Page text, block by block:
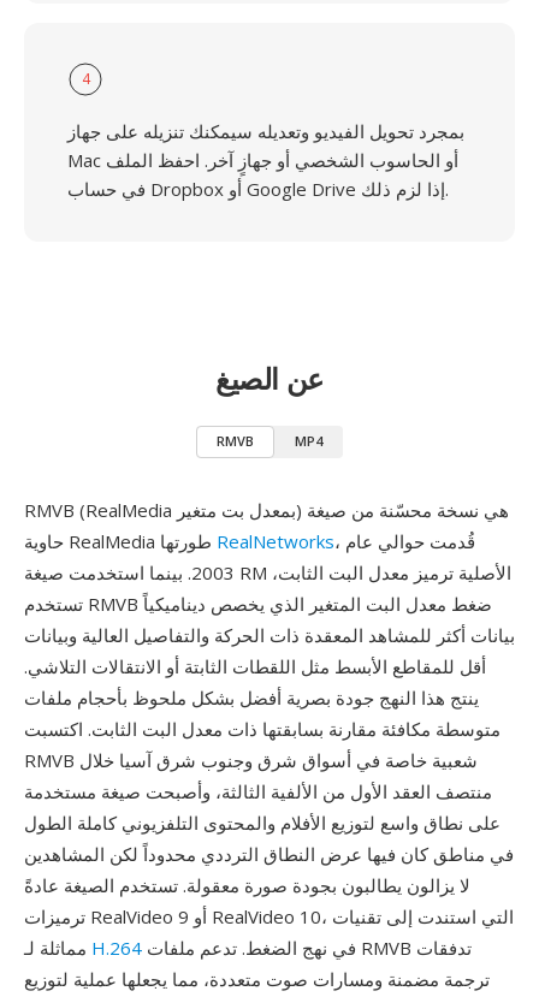
4
بمجرد تحويل الفيديو وتعديله سيمكنك تنزيله على جهاز
Mac أو الحاسوب الشخصي أو جهازٍ آخر. احفظ الملف
في حساب Dropbox أو Google Drive إذا لزم ذلك.
عن الصيغ
RMVB MP4
RMVB (RealMedia بمعدل بت متغير) هي نسخة محسّنة من صيغة
RealNetworks، قُدمت حوالي عام
2003. بينما استخدمت صيغة RM الأصلية ترميز معدل البت الثابت،
تستخدم RMVB ضغط معدل البت المتغير الذي يخصص ديناميكياً
بيانات أكثر للمشاهد المعقدة ذات الحركة والتفاصيل العالية وبيانات
أقل للمقاطع الأبسط مثل اللقطات الثابتة أو الانتقالات التلاشي.
ينتج هذا النهج جودة بصرية أفضل بشكل ملحوظ بأحجام ملفات
متوسطة مكافئة مقارنة بسابقتها ذات معدل البت الثابت. اكتسبت
RMVB شعبية خاصة في أسواق شرق وجنوب شرق آسيا خلال
منتصف العقد الأول من الألفية الثالثة، وأصبحت صيغة مستخدمة
على نطاق واسع لتوزيع الأفلام والمحتوى التلفزيوني كاملة الطول
في مناطق كان فيها عرض النطاق الترددي محدوداً لكن المشاهدين
لا يزالون يطالبون بجودة صورة معقولة. تستخدم الصيغة عادةً
ترميزات RealVideo 9 أو RealVideo 10، التي استندت إلى تقنيات
H.264
ترجمة مضمنة ومسارات صوت متعددة، مما يجعلها عملية لتوزيع